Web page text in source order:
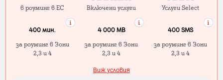
в роуминг в ЕС Включени услуги Услуги Select
400 мин.
за роуминг в Зони
2,3 и 4
4 000 МB
за роуминг в Зони
2,3 и 4
400 SMS
за роуминг в Зони
2,3 и 4
Виж условия